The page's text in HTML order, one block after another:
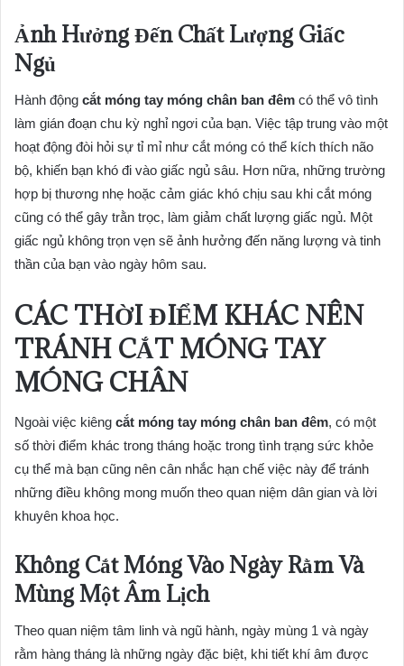
Ảnh Hưởng Đến Chất Lượng Giấc
Ngủ
Hành động cắt móng tay móng chân ban đêm có thể vô tình
làm gián đoạn chu kỳ nghỉ ngơi của bạn. Việc tập trung vào một
hoạt động đòi hỏi sự tỉ mỉ như cắt móng có thể kích thích não
bộ, khiến bạn khó đi vào giấc ngủ sâu. Hơn nữa, những trường
hợp bị thương nhẹ hoặc cảm giác khó chịu sau khi cắt móng
cũng có thể gây trằn trọc, làm giảm chất lượng giấc ngủ. Một
giấc ngủ không trọn vẹn sẽ ảnh hưởng đến năng lượng và tinh
thần của bạn vào ngày hôm sau.
CÁC THỜI ĐIỂM KHÁC NÊN
TRÁNH CẮT MÓNG TAY
MÓNG CHÂN
Ngoài việc kiêng cắt móng tay móng chân ban đêm, có một
số thời điểm khác trong tháng hoặc trong tình trạng sức khỏe
cụ thể mà bạn cũng nên cân nhắc hạn chế việc này để tránh
những điều không mong muốn theo quan niệm dân gian và lời
khuyên khoa học.
Không Cắt Móng Vào Ngày Rằm Và
Mùng Một Âm Lịch
Theo quan niệm tâm linh và ngũ hành, ngày mùng 1 và ngày
rằm hàng tháng là những ngày đặc biệt, khi tiết khí âm được